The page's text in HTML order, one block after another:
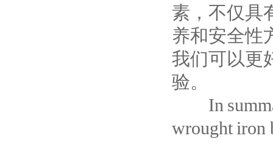
素，不仅具
养和安全性
我们可以更
验。
In
wrought iron